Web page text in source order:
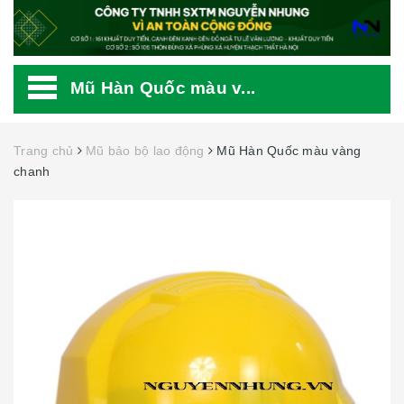
Mũ Hàn Quốc màu v...
Trang chủ Mũ bảo bộ lao động
Mũ Hàn Quốc màu vàng
chanh